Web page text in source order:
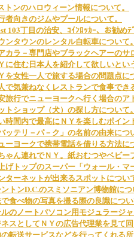
トンのハロウィーン情報について。
者向きのジムやプールについて。
103丁目の治安、ｺｲﾝﾛｯｶｰ、お勧めﾃ
ンタウンのレンタル自転車について。
カラ－専門店やブラックヘアーのサ
に住む日本人を紹介して欲しいとい
を女性一人で旅する場合の問題点に
で気兼ねなくレストランで食事でき
旅行でニューヨークへ行く場合のア
トショップ（犬）の探し方について。
時間内で最高にＮＹを楽しむポイン
ッテリ－パ－ク」の名前の由来につ
ーヨークで携帯電話を借りる方法に
ゃん連れでＮＹ。紙おむつやベビー
げトップのスーパー「ウォール・マ
ターネットが出来るスポットについ
トンD.C.のスミソニアン博物館につ
食べ物の写真を撮る際の良識につい
のノートパソコン用モジュラージャ
スとしてＮＹの広告代理業を見て回
転送サービスなどを行ってくれる所